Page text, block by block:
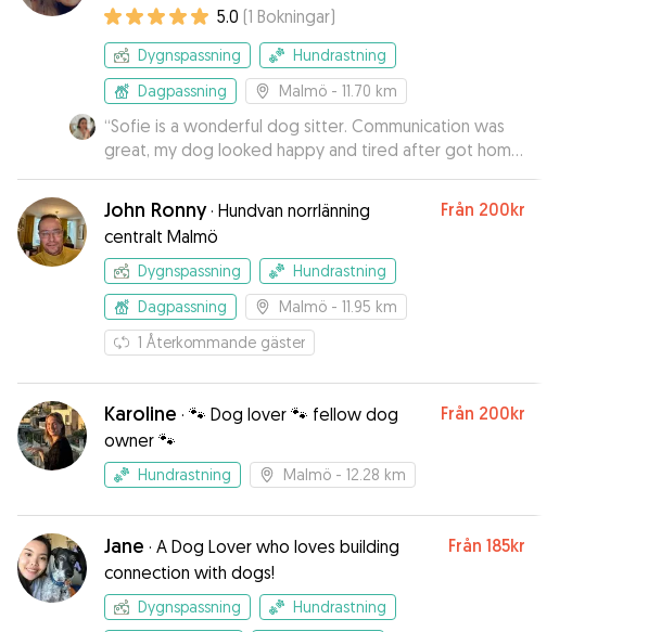
saknas
5.0 (1 Bokningar)
Dygnspassning
Hundrastning
Dagpassning
Malmö - 11.70 km
“Sofie is a wonderful dog sitter. Communication was
great, my dog looked happy and tired after got home
and he loved Sofie. Highly recommend Sofie to other
dog parents.
John Ronny· Hundvan norrlänning
centralt Malmö
Från 200kr
Dygnspassning
Hundrastning
Dagpassning
Malmö - 11.95 km
1 Återkommande gäster
Karoline · 🐾 Dog lover 🐾 fellow dog
owner 🐾
Från 200kr
Hundrastning Malmö - 12.28 km
Jane · A Dog Lover who loves building
connection with dogs!
Från 185kr
Dygnspassning
Hundrastning